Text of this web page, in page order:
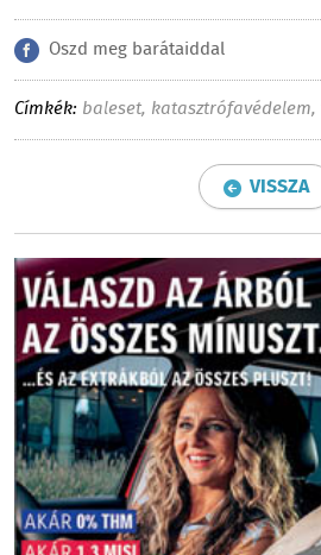
Oszd meg barátaiddal
Címkék: baleset, katasztrófavédelem,
VISSZA